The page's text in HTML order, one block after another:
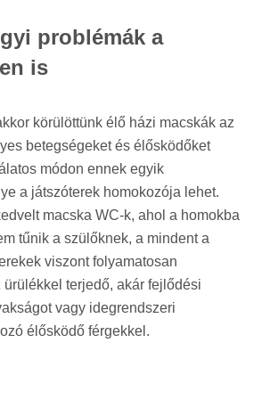
problémák a
is
körülöttünk élő házi macskák az
betegségeket és élősködőket
módon ennek egyik
a játszóterek homokozója lehet.
macska WC-k, ahol a homokba
tűnik a szülőknek, a mindent a
viszont folyamatosan
ürülékkel terjedő, akár fejlődési
vagy idegrendszeri
élősködő férgekkel.